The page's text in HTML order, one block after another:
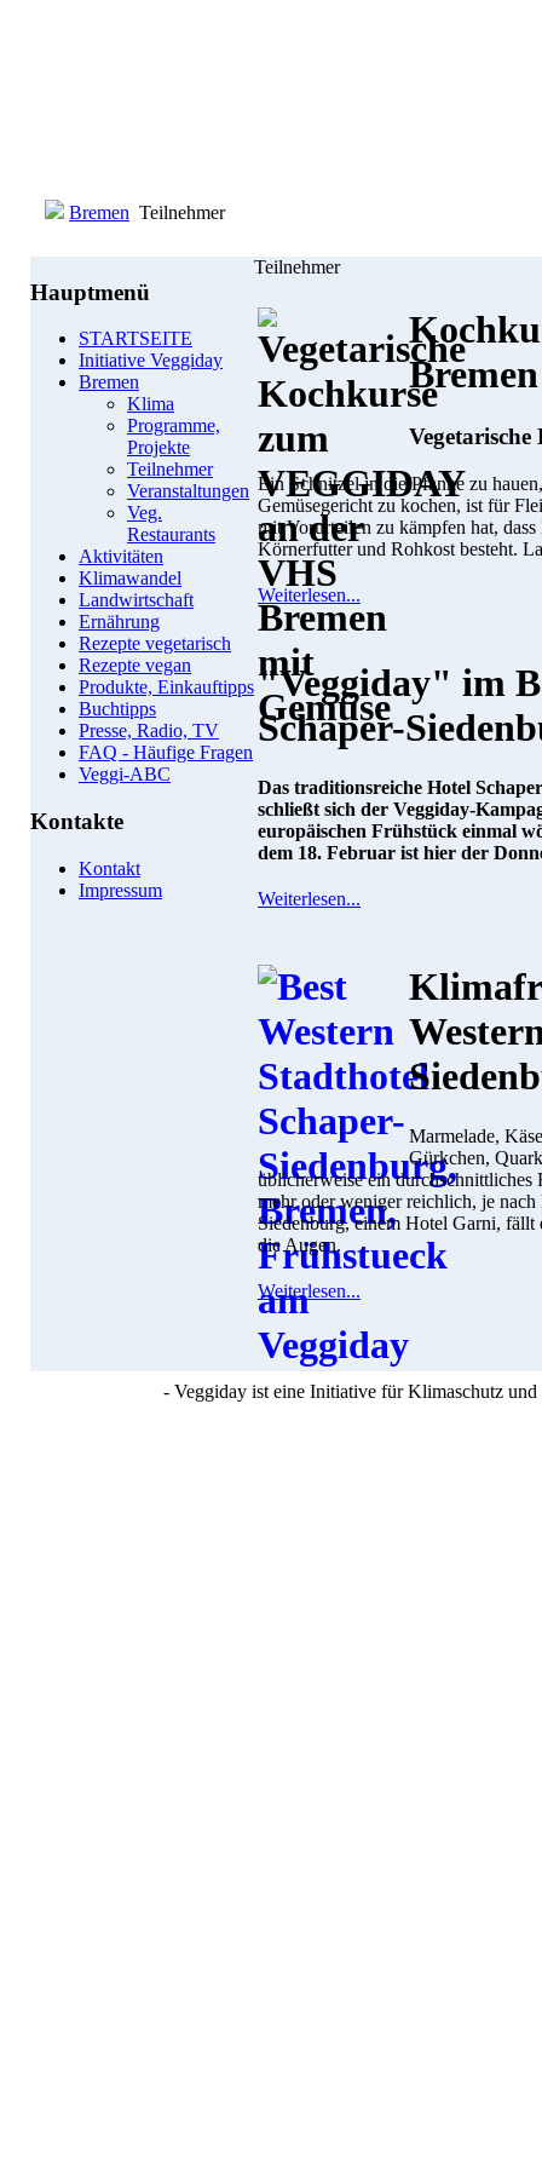
Bremen Teilnehmer
Hauptmenü
STARTSEITE
Initiative Veggiday
Bremen
Klima
Programme,
Projekte
Teilnehmer
Veranstaltungen
Veg.
Restaurants
Aktivitäten
Klimawandel
Landwirtschaft
Ernährung
Rezepte vegetarisch
Rezepte vegan
Produkte, Einkauftipps
Buchtipps
Presse, Radio, TV
FAQ - Häufige Fragen
Veggi-ABC
Kontakte
Kontakt
Impressum
Teilnehmer
Bremen
Ein Schnitzel in die Pfanne zu
Gemüsegericht zu kochen, ist für
mit Vorurteilen zu kämpfen hat,
Körnerfutter und Rohkost besteht.
Weiterlesen...
"Veggiday" im
Schaper-
Das traditionsreiche Hotel
schließt sich der Veggiday-
europäischen Frühstück einmal
dem 18. Februar ist hier der
Weiterlesen...
Marmelade,
Gürkchen,
üblicherweise ein durchschnittliches
mehr oder weniger reichlich, je
Siedenburg, einem Hotel Garni, fällt
die Augen.
Weiterlesen...
- Veggiday ist eine Initiative für Klimaschutz